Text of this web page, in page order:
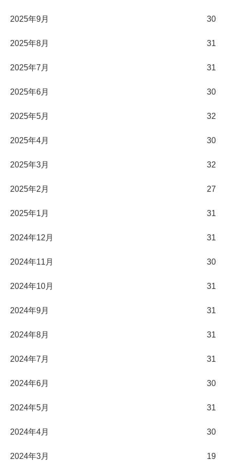
2025年9月 30
2025年8月 31
2025年7月 31
2025年6月 30
2025年5月 32
2025年4月 30
2025年3月 32
2025年2月 27
2025年1月 31
2024年12月 31
2024年11月 30
2024年10月 31
2024年9月 31
2024年8月 31
2024年7月 31
2024年6月 30
2024年5月 31
2024年4月 30
2024年3月 19